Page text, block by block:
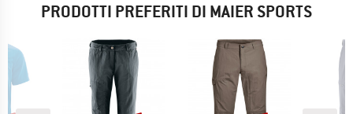
PRODOTTI PREFERITI DI MAIER SPORTS